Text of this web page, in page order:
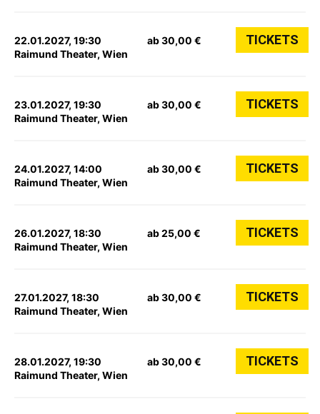
22.01.2027, 19:30
Raimund Theater, Wien
ab 30,00 € TICKETS
23.01.2027, 19:30
Raimund Theater, Wien
ab 30,00 € TICKETS
24.01.2027, 14:00
Raimund Theater, Wien
ab 30,00 € TICKETS
26.01.2027, 18:30
Raimund Theater, Wien
ab 25,00 € TICKETS
27.01.2027, 18:30
Raimund Theater, Wien
ab 30,00 € TICKETS
28.01.2027, 19:30
Raimund Theater, Wien
ab 30,00 € TICKETS